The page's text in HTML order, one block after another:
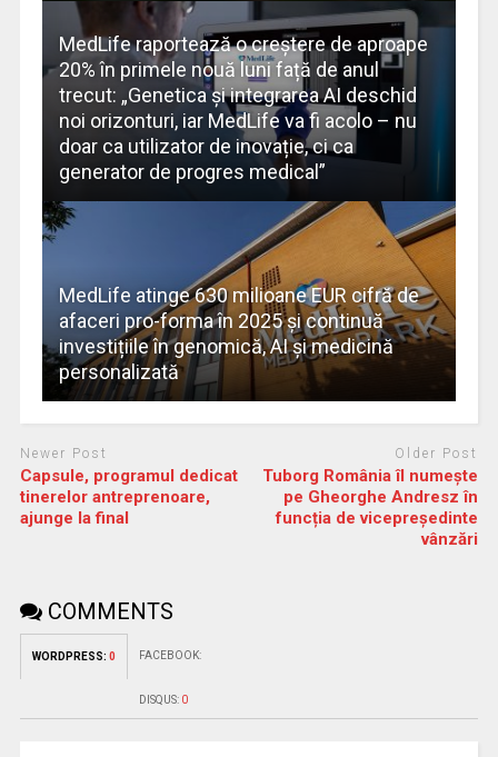
MedLife raportează o creștere de aproape
20% în primele nouă luni față de anul
trecut: „Genetica și integrarea AI deschid
noi orizonturi, iar MedLife va fi acolo – nu
doar ca utilizator de inovație, ci ca
generator de progres medical”
MedLife atinge 630 milioane EUR cifră de
afaceri pro-forma în 2025 și continuă
investițiile în genomică, AI și medicină
personalizată
Newer Post
Capsule, programul dedicat
tinerelor antreprenoare,
ajunge la final
Older Post
Tuborg România îl numește
pe Gheorghe Andresz în
funcția de vicepreședinte
vânzări
COMMENTS
WORDPRESS: 0 FACEBOOK:
DISQUS: 0